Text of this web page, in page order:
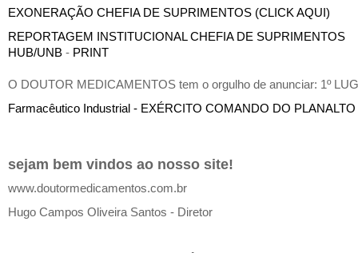
EXONERAÇÃO CHEFIA DE SUPRIMENTOS (CLICK AQUI)
REPORTAGEM INSTITUCIONAL CHEFIA DE SUPRIMENTOS
HUB/UNB - PRINT
O DOUTOR MEDICAMENTOS tem o orgulho de anunciar: 1º
Farmacêutico Industrial - EXÉRCITO COMANDO DO PLANALTO
sejam bem vindos ao nosso site!
www.doutormedicamentos.com.br
Hugo Campos Oliveira Santos - Diretor